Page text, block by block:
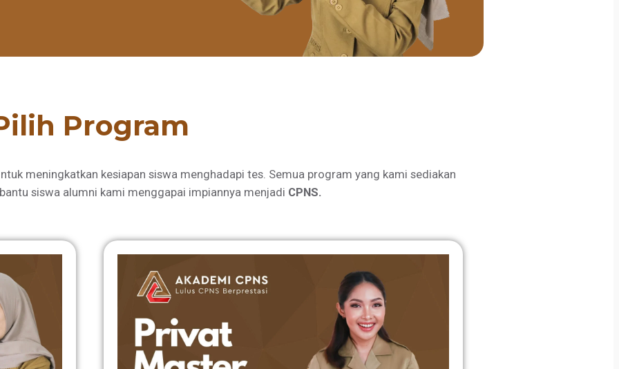
Program
meningkatkan kesiapan siswa menghadapi tes. Semua program yang kami sediakan
siswa alumni kami menggapai impiannya menjadi CPNS.